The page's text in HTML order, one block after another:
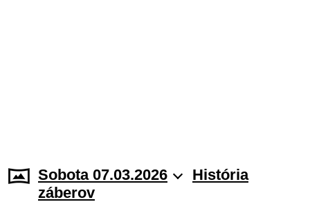
Sobota 07.03.2026
História
záberov